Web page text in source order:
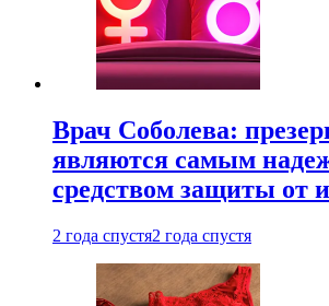
Врач Соболева:
являются самым
средством защиты от
2 года спустя2 года спустя